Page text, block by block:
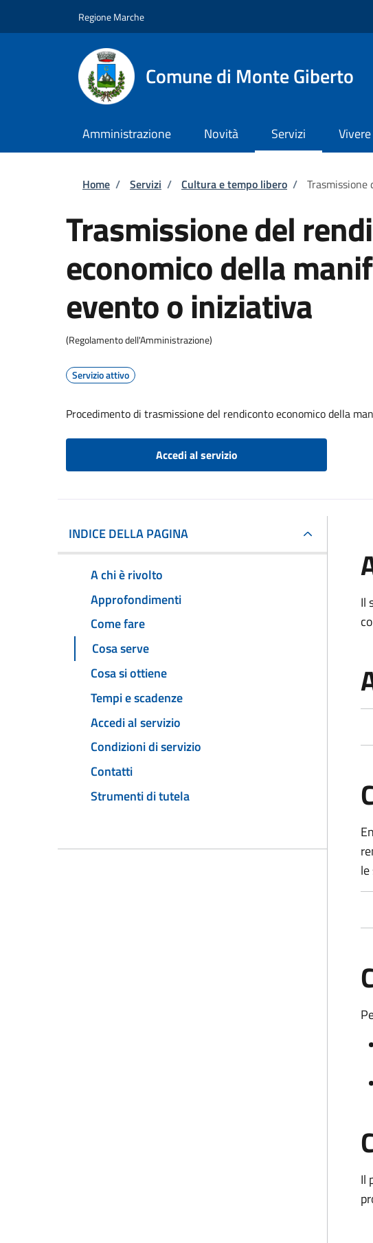
Regione Marche
Comune di Monte Giberto
Amministrazione Novità Servizi
Briciole di pane
Home / Servizi / Cultura e tempo libero /
Trasmissione del
economico della
evento o iniziativa
(Regolamento dell'Amministrazione)
Servizio attivo
Procedimento di trasmissione del rendiconto economico della
Accedi al servizio
INDICE DELLA PAGINA
A chi è rivolto
Approfondimenti
Come fare
Cosa serve
Cosa si ottiene
Tempi e scadenze
Accedi al servizio
Condizioni di servizio
Contatti
Strumenti di tutela
Il
Il